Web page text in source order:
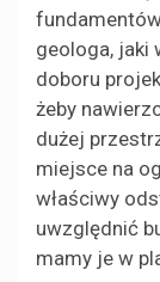
geologa, jaki
doboru
żeby
dużej
miejsce na
właściwy
uwzględnić
mamy je w